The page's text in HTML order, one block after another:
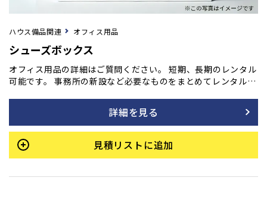
ハウス備品関連 オフィス用品
シューズボックス
オフィス用品の詳細はご質問ください。 短期、長期のレンタル
可能です。 事務所の新設など必要なものをまとめてレンタル
詳細を見る
見積リストに追加